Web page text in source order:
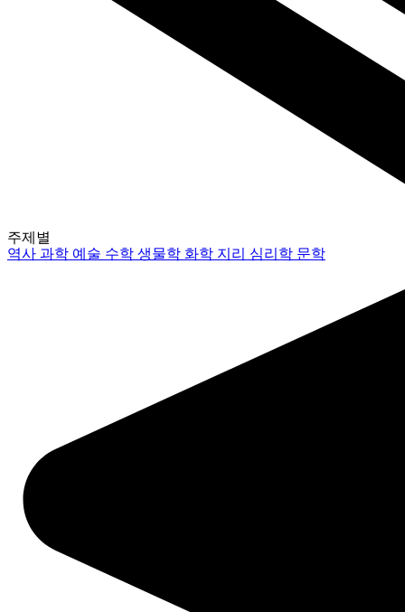
주제별
역사과학 예술 수학생물학 화학 지리 심리학 문학